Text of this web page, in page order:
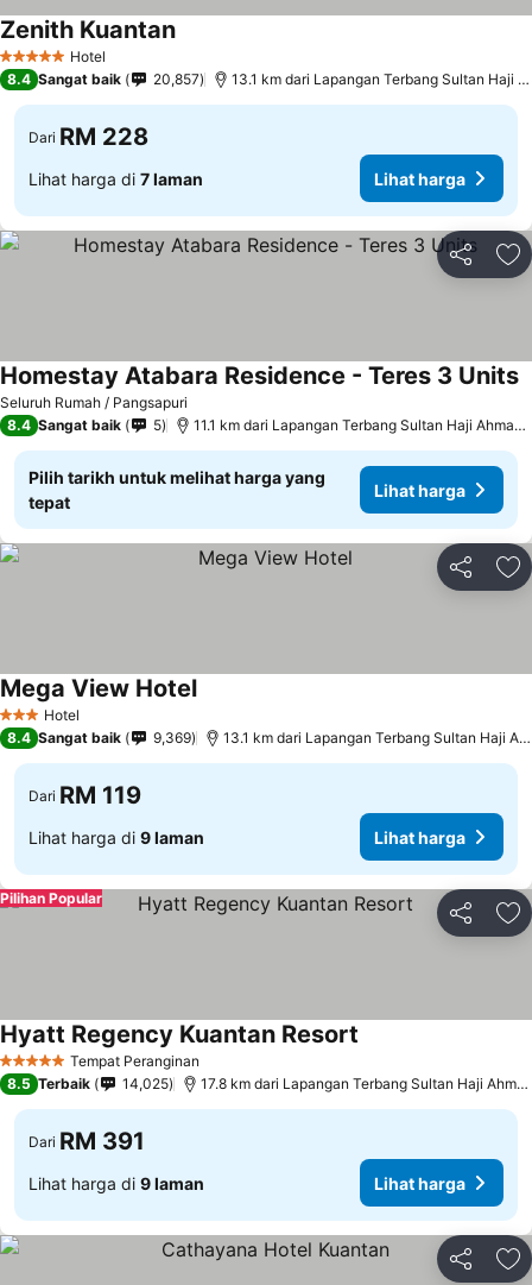
5 Bintang Hotel
Zenith Kuantan
8.4 Sangat baik 20,857 13.1 km dari Lapangan Terbang Sultan Haji Ahmad Shah
Dari RM 228
Lihat harga di 7 laman Lihat harga
Kongsi
Seluruh Rumah / Pangsapuri
Homestay Atabara Residence - Teres 3 Units
8.4 Sangat baik 5 11.1 km dari Lapangan Terbang Sultan Haji Ahmad Shah
Pilih tarikh untuk melihat harga yang
tepat
Lihat harga
Kongsi
3 BintangHotel
Mega View Hotel
8.4 Sangat baik 9,369 13.1 km dari Lapangan Terbang Sultan Haji Ahmad Shah
Dari RM 119
Lihat harga di 9 laman Lihat harga
Kongsi
Pilihan Popular
5 Bintang Tempat Peranginan
Hyatt Regency Kuantan Resort
8.5 Terbaik 14,025 17.8 km dari Lapangan Terbang Sultan Haji Ahmad Shah
Dari RM 391
Lihat harga di 9 laman Lihat harga
Kongsi